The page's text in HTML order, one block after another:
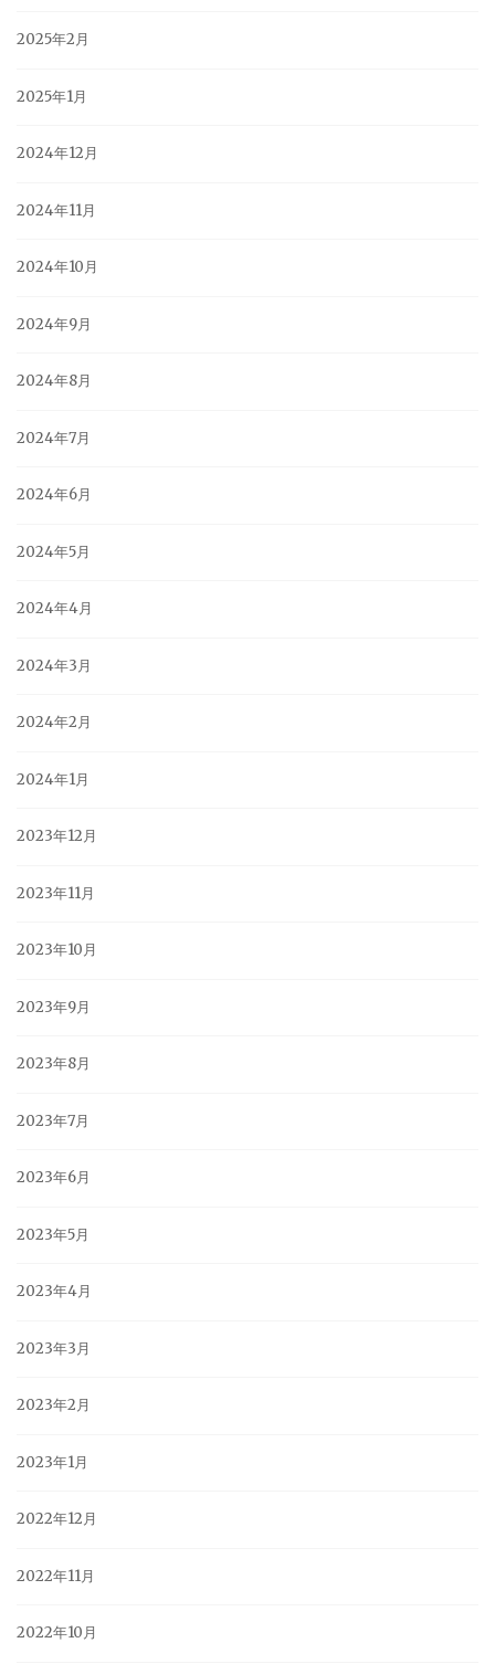
2025年2月
2025年1月
2024年12月
2024年11月
2024年10月
2024年9月
2024年8月
2024年7月
2024年6月
2024年5月
2024年4月
2024年3月
2024年2月
2024年1月
2023年12月
2023年11月
2023年10月
2023年9月
2023年8月
2023年7月
2023年6月
2023年5月
2023年4月
2023年3月
2023年2月
2023年1月
2022年12月
2022年11月
2022年10月